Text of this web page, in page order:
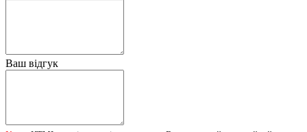
Ваш відгук